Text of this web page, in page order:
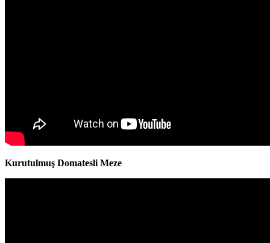
Kurutulmuş Domatesli Meze